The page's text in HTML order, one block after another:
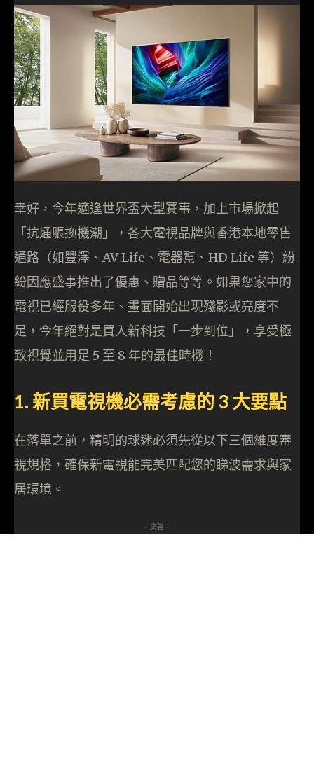
幸好，今年適逢世界盃大型賽事，加上市場掀起
「抗通脹換機潮」，各大電視品牌與香港本地零售
通路（如豐澤、AV Life、電器幫、HD Life 等）紛
紛因應盛事推出了優惠、贈品等等。如果您家中的
電視已經服役多年、畫面開始出現殘影或亮度不
足，今年絕對是買入新科技「一步到位」，享受極
致視覺並用足 5 至 8 年的最佳時機！
1. 新買電視機必需考慮的 3 大要點
在落單之前，精明的球迷必須先從以下三個維度審
視規格，確保新電視能完美匹配您的睇波需求與家
居環境。
- 廣告 -